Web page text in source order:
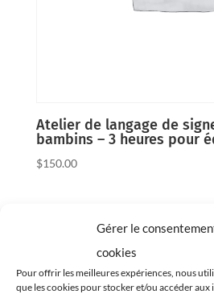
Gérer le
cookies
Pour offrir les meilleures expériences, nous
que les cookies pour stocker et/ou accéder
Atelier de langage de
bambins – 3 heures pour
$150.00